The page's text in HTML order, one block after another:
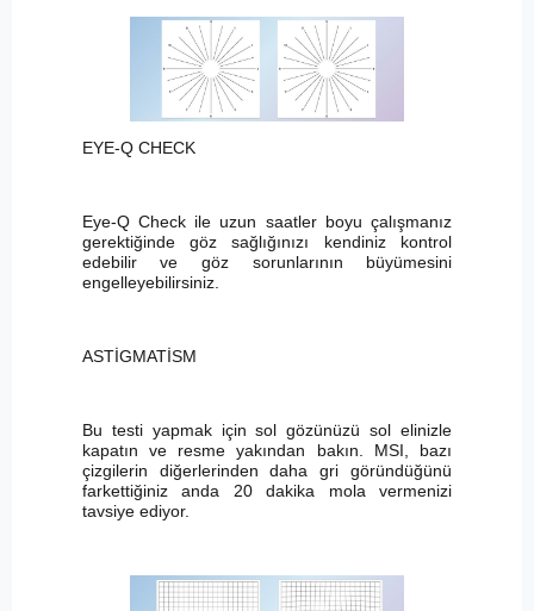
EYE-Q CHECK
Eye-Q Check ile uzun saatler boyu çalışmanız
gerektiğinde göz sağlığınızı kendiniz kontrol
edebilir ve göz sorunlarının büyümesini
engelleyebilirsiniz.
ASTİGMATİSM
Bu testi yapmak için sol gözünüzü sol elinizle
kapatın ve resme yakından bakın. MSI, bazı
çizgilerin diğerlerinden daha gri göründüğünü
farkettiğiniz anda 20 dakika mola vermenizi
tavsiye ediyor.